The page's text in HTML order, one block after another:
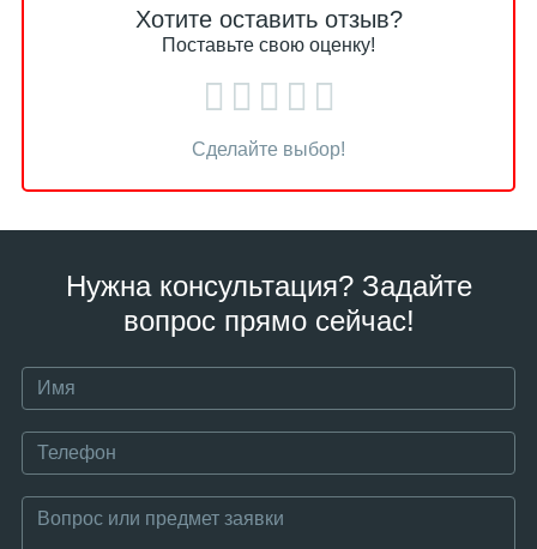
Хотите оставить отзыв?
Поставьте свою оценку!
Сделайте выбор!
Нужна консультация? Задайте
вопрос прямо сейчас!